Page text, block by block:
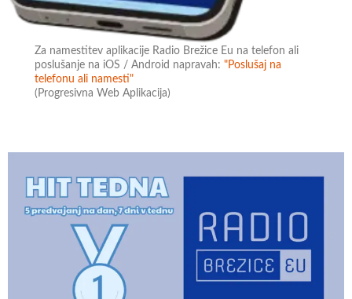
Za namestitev aplikacije Radio Brežice Eu na telefon ali
poslušanje na iOS / Android napravah:"Poslušaj na
telefonu ali namesti"
(Progresivna Web Aplikacija)